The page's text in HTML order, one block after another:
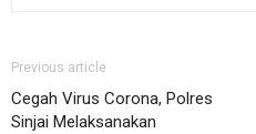
Previous article
Cegah Virus Corona, Polres
Sinjai Melaksanakan